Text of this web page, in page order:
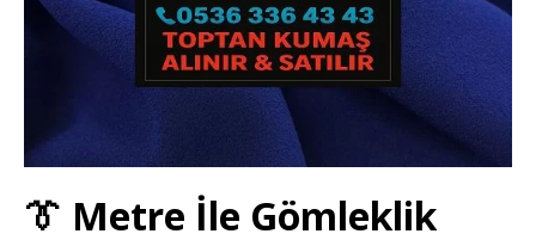
👔 Metre İle Gömleklik